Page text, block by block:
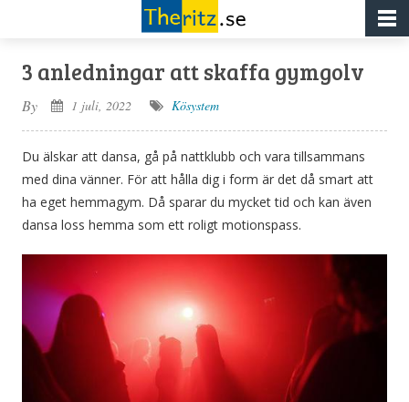
3 anledningar att skaffa gymgolv
By 1 juli, 2022 Kösystem
Du älskar att dansa, gå på nattklubb och vara tillsammans
med dina vänner. För att hålla dig i form är det då smart att
ha eget hemmagym. Då sparar du mycket tid och kan även
dansa loss hemma som ett roligt motionspass.